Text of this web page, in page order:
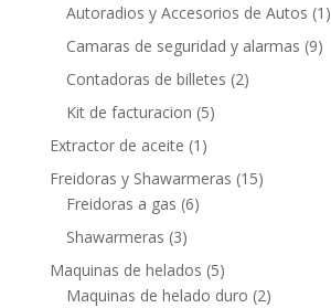
Autoradios y Accesorios de Autos (1)
Camaras de seguridad y alarmas (9)
Contadoras de billetes (2)
Kit de facturacion (5)
Extractor de aceite (1)
Freidoras y Shawarmeras (15)
Freidoras a gas (6)
Shawarmeras (3)
Maquinas de helados (5)
Maquinas de helado duro (2)